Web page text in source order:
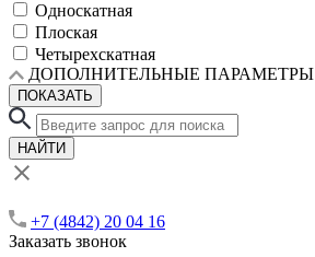
Односкатная
Плоская
Четырехскатная
ДОПОЛНИТЕЛЬНЫЕ ПАРАМЕТРЫ
ПОКАЗАТЬ
НАЙТИ
+7 (4842) 20 04 16
Заказать звонок